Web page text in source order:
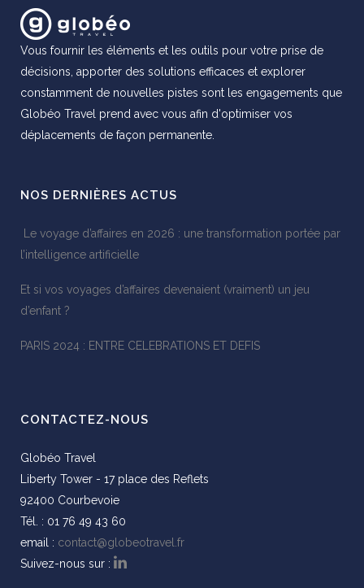
Vous fournir les éléments et les outils pour votre prise de
décisions, apporter des solutions efficaces et explorer
constamment de nouvelles pistes sont les engagements que
Globéo Travel prend avec vous afin d'optimiser vos
déplacements de façon permanente.
NOS DERNIÈRES ACTUS
Le voyage d’affaires en 2026 : une transformation portée par
l’intelligence artificielle
Et si vos voyages d’affaires devenaient (vraiment) un jeu
d’enfant ?
PARIS 2024 : ENTRE CELEBRATIONS ET DEFIS
CONTACTEZ-NOUS
Globéo Travel
Liberty Tower - 17 place des Reflets
92400 Courbevoie
Tél. : 01 76 49 43 60
email : contact@globeotravel.fr
Suivez-nous sur :